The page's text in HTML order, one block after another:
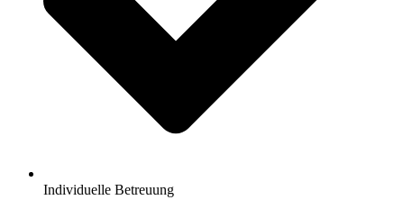
Individuelle Betreuung